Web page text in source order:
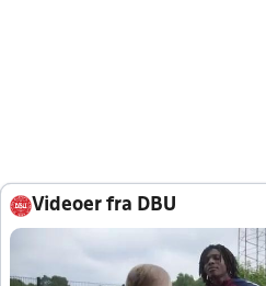
Videoer fra DBU